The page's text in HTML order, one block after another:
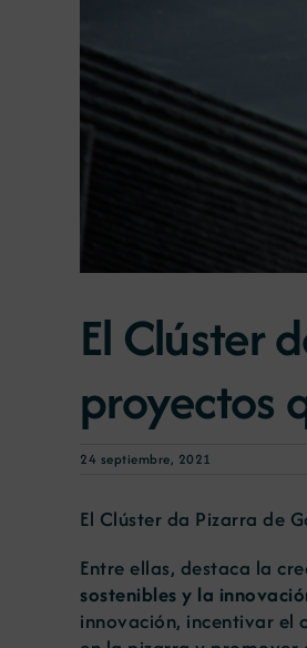
El Clúster
proyectos
24 septiembre, 2021
El Clúster da Pizarra de
Entre ellas, destaca la
sostenibles y la
innovación, incentivar el